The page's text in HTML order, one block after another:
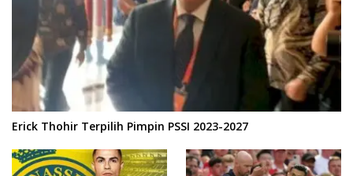
Erick Thohir Terpilih Pimpin PSSI 2023-2027